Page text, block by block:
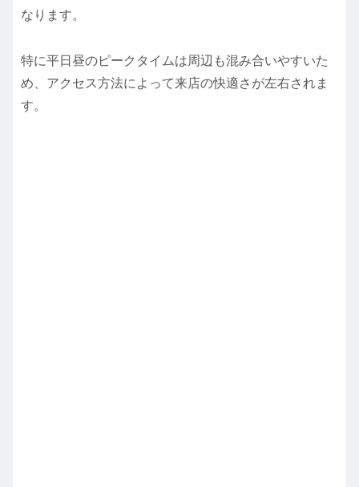
なります。
特に平日昼のピークタイムは周辺も混み合いやすいた
め、アクセス方法によって来店の快適さが左右されま
す。